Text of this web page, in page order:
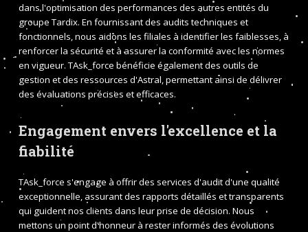
dans l'optimisation des performances des autres entités du
groupe Tardix. En fournissant des audits techniques et
fonctionnels, nous aidons les filiales à identifier les faiblesses, à
renforcer la sécurité et à assurer la conformité avec les normes
en vigueur. TAsk_force bénéficie également des outils de
gestion et des ressources d'Astral, permettant ainsi de délivrer
des évaluations précises et efficaces.
Engagement envers l'excellence et la
fiabilité
TAsk_force s'engage à offrir des services d'audit d'une qualité
exceptionnelle, assurant des rapports détaillés et transparents
qui guident nos clients dans leur prise de décision. Nous
mettons un point d'honneur à rester informés des évolutions